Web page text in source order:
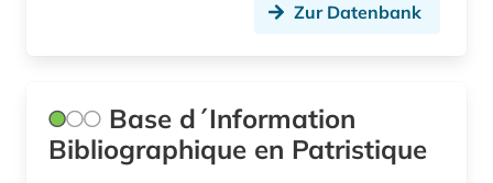
nestle-aland (1)
neugriechische literatur (1)
Zur Datenbank
Base d´Information
Bibliographique en Patristique